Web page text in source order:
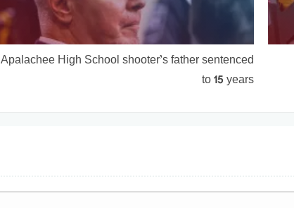
Apalachee High School shooter’s father sentenced
to 15 years